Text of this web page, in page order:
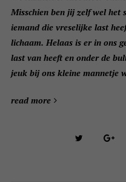
Misschien ben jij zelf wel het
iemand die vreselijke last
lichaam. Helaas is er in ons
last van heeft en onder de
jeuk bij ons kleine mannetje
read more